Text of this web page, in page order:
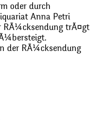
oder durch
Anna Petri
RÃ¼cksendung trÃ¤gt
der RÃ¼cksendung